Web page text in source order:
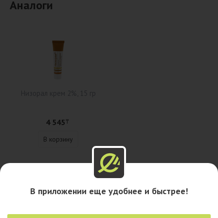
Аналоги
4 545₸
В корзину
В приложении еще удобнее и быстрее!